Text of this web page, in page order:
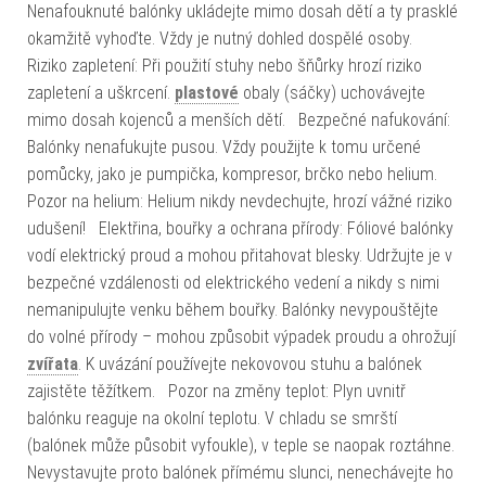
Nenafouknuté balónky ukládejte mimo dosah dětí a ty prasklé
okamžitě vyhoďte. Vždy je nutný dohled dospělé osoby.
Riziko zapletení: Při použití stuhy nebo šňůrky hrozí riziko
zapletení a uškrcení. plastové obaly (sáčky) uchovávejte
mimo dosah kojenců a menších dětí. Bezpečné nafukování:
Balónky nenafukujte pusou. Vždy použijte k tomu určené
pomůcky, jako je pumpička, kompresor, brčko nebo helium.
Pozor na helium: Helium nikdy nevdechujte, hrozí vážné riziko
udušení! Elektřina, bouřky a ochrana přírody: Fóliové balónky
vodí elektrický proud a mohou přitahovat blesky. Udržujte je v
bezpečné vzdálenosti od elektrického vedení a nikdy s nimi
nemanipulujte venku během bouřky. Balónky nevypouštějte
do volné přírody – mohou způsobit výpadek proudu a ohrožují
zvířata. K uvázání používejte nekovovou stuhu a balónek
zajistěte těžítkem. Pozor na změny teplot: Plyn uvnitř
balónku reaguje na okolní teplotu. V chladu se smrští
(balónek může působit vyfoukle), v teple se naopak roztáhne.
Nevystavujte proto balónek přímému slunci, nenechávejte ho